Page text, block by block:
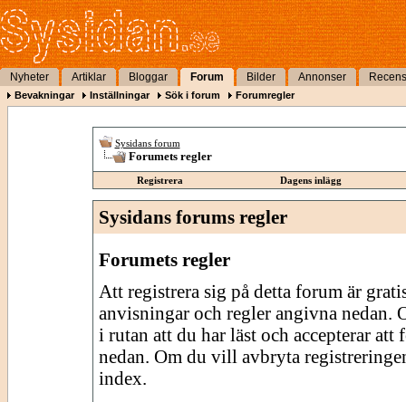
Nyheter Artiklar Bloggar Forum Bilder Annonser
Bevakningar Inställningar Sök i forum Forumregler
Sysidans forum
Forumets regler
Registrera Dagens inlägg
Sysidans forums regler
Forumets regler
Att registrera sig på detta forum är
anvisningar och regler angivna nedan.
i rutan att du har läst och accepterar
nedan. Om du vill avbryta
index.